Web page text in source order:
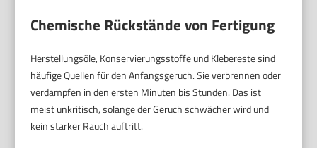
Chemische Rückstände von Fertigung
Herstellungsöle, Konservierungsstoffe und Klebereste sind
häufige Quellen für den Anfangsgeruch. Sie verbrennen oder
verdampfen in den ersten Minuten bis Stunden. Das ist
meist unkritisch, solange der Geruch schwächer wird und
kein starker Rauch auftritt.